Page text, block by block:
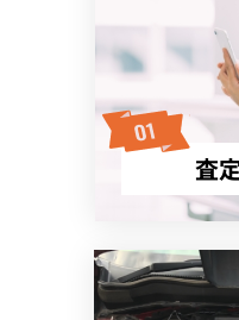
査